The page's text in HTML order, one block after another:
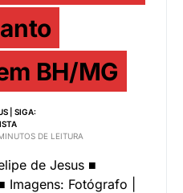
BH/MG
| SIGA:
DE LEITURA
de Jesus ■
Imagens: Fotógrafo |